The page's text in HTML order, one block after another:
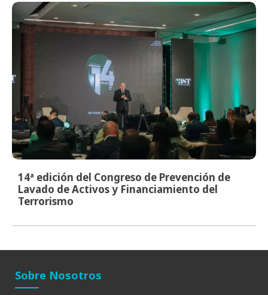
14ª edición del Congreso de Prevención de
Lavado de Activos y Financiamiento del
Terrorismo
Sobre Nosotros